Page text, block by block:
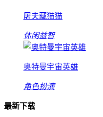
屠夫藏猫猫
休闲益智
奥特曼宇宙英雄
角色扮演
最新下载